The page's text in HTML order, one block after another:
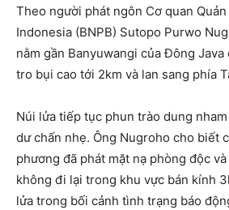
Theo người phát ngôn Cơ quan
Indonesia (BNPB) Sutopo Purwo
nằm gần Banyuwangi của Đông
tro bụi cao tới 2km và lan sang phía
Núi lửa tiếp tục phun trào dung
dư chấn nhẹ. Ông Nugroho cho biết
phương đã phát mặt nạ phòng độc
không đi lại trong khu vực bán kính
lửa trong bối cảnh tình trạng báo